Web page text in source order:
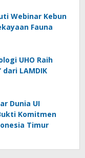
Webinar Kebun
Fauna
UHO Raih
LAMDIK
Dunia UI
Komitmen
Timur